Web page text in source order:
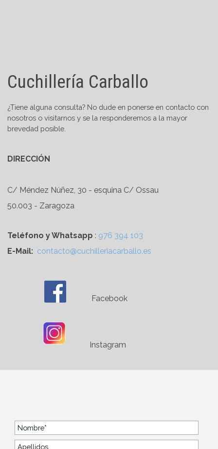
Cuchillería Carballo
¿Tiene alguna consulta? No dude en ponerse en contacto con
nosotros o visitarnos y se la responderemos a la mayor
brevedad posible.
DIRECCIÓN
C/ Méndez Núñez, 30 - esquina C/ Ossau
50.003 - Zaragoza
Teléfono y Whatsapp : 976 394 103
E-Mail: contacto@cuchilleriacarballo.es
Facebook
Instagram